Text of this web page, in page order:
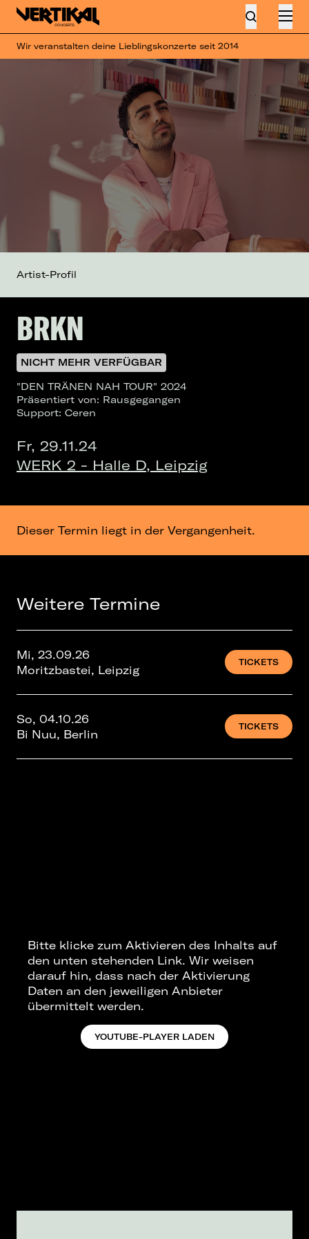
Wir veranstalten deine Lieblingskonzerte seit 2014
BRKN
NICHT MEHR VERFÜGBAR
"DEN TRÄNEN NAH TOUR" 2024
Präsentiert von: Rausgegangen
Support: Ceren
Fr, 29.11.24
WERK 2 - Halle D, Leipzig
Artist-Profil
Dieser Termin liegt in der Vergangenheit.
Weitere Termine
Mi, 23.09.26
Moritzbastei, Leipzig
TICKETS
So, 04.10.26
Bi Nuu, Berlin
TICKETS
Bitte klicke zum Aktivieren des Inhalts auf
den unten stehenden Link. Wir weisen
darauf hin, dass nach der Aktivierung
Daten an den jeweiligen Anbieter
übermittelt werden.
YOUTUBE-PLAYER LADEN